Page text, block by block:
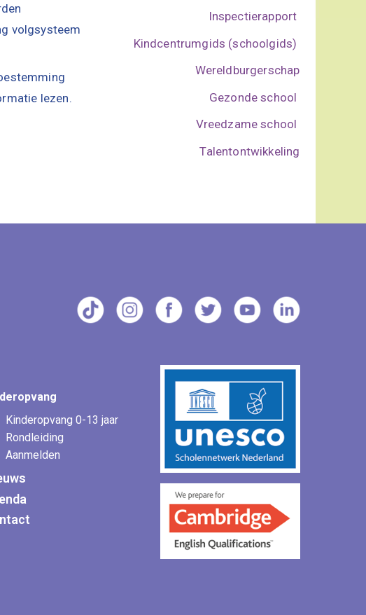
volgsysteem
lezen.
Inspectierapport
Kindcentrumgids (schoolgids)
Wereldburgerschap
Gezonde school
Vreedzame school
Talentontwikkeling
Kinderopvang 0-13 jaar
Rondleiding
Aanmelden